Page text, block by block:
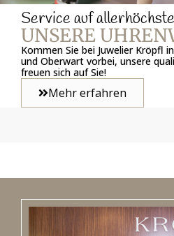
Service auf
UNSERE
Kommen Sie bei Juwelier Kröpfl
und Oberwart vorbei, unsere
freuen sich auf Sie!
Mehr erfahren